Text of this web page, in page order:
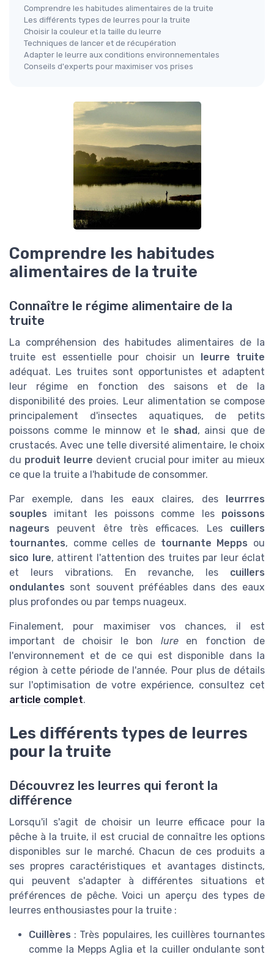
Comprendre les habitudes alimentaires de la truite
Les différents types de leurres pour la truite
Choisir la couleur et la taille du leurre
Techniques de lancer et de récupération
Adapter le leurre aux conditions environnementales
Conseils d'experts pour maximiser vos prises
Comprendre les habitudes
alimentaires de la truite
Connaître le régime alimentaire de la
truite
La compréhension des habitudes alimentaires de la
truite est essentielle pour choisir un
leurre truite
adéquat. Les truites sont opportunistes et adaptent
leur régime en fonction des saisons et de la
disponibilité des proies. Leur alimentation se compose
principalement d'insectes aquatiques, de petits
poissons comme le minnow et le shad , ainsi que de
crustacés. Avec une telle diversité alimentaire, le choix
du produit leurre devient crucial pour imiter au mieux
ce que la truite a l'habitude de consommer.
Par exemple, dans les eaux claires, des
leurrres
souples imitant les poissons comme les poissons
nageurs peuvent être très efficaces. Les cuillers
tournantes, comme celles de tournante Mepps ou
sico lure, attirent l'attention des truites par leur éclat
et leurs vibrations. En revanche, les cuillers
ondulantes sont souvent préféables dans des eaux
plus profondes ou par temps nuageux.
Finalement, pour maximiser vos chances, il est
important de choisir le bon lureen fonction de
l'environnement et de ce qui est disponible dans la
région à cette période de l'année. Pour plus de détails
sur l'optimisation de votre expérience, consultez cet
article complet.
Les différents types de leurres
pour la truite
Découvrez les leurres qui feront la
différence
Lorsqu'il s'agit de choisir un leurre efficace pour la
pêche à la truite, il est crucial de connaître les options
disponibles sur le marché. Chacun de ces produits a
ses propres caractéristiques et avantages distincts,
qui peuvent s'adapter à différentes situations et
préférences de pêche. Voici un aperçu des types de
leurres enthousiastes pour la truite :
Cuillères : Très populaires, les cuillères tournantes
comme la Mepps Aglia et la cuiller ondulante sont